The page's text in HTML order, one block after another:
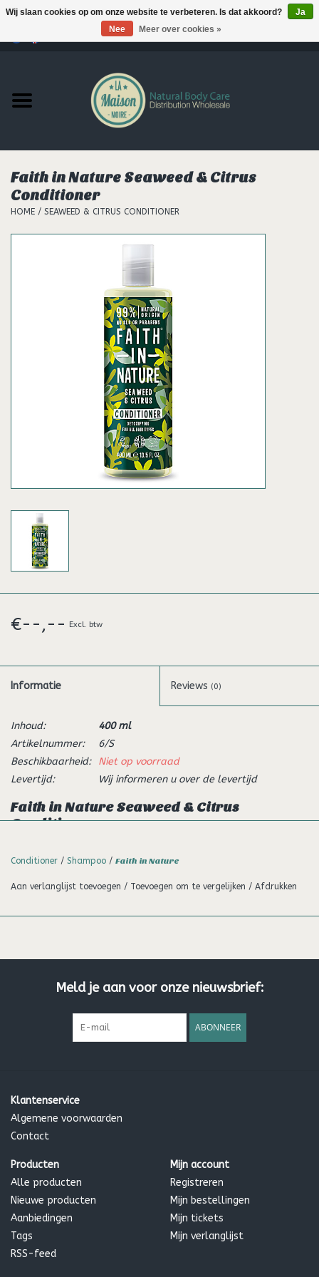
Producten
MERKEN
Support
Faith in Nature Seaweed & Citrus
Conditioner
HOME / SEAWEED & CITRUS CONDITIONER
€--,-- Excl. btw
Informatie Reviews (0)
Inhoud:
400 ml
Artikelnummer:
6/S
Beschikbaarheid:
Niet op voorraad
Levertijd:
Wij informeren u over de levertijd
Faith in Nature Seaweed & Citrus
Conditioner
zeewier, bekend om zijn antioxiderende eigenschappen.
Doordrenkt met aromatische citroen en barstensvol citrus
Vrij van kunstmatige kleurstoffen en geurstoffen
Geen parabenen of SLES
Biologisch afbreekbaar
Flessen gemaakt van gerecycled materiaal, indien
het beste resultaat, laat gedurende 5 minuten intrekken.
Goed naspoelen. Voor frequent gebruik. Bij aanraking met de
ogen, spoelen met schoon water. Als irritatie optreedt, stop
Aqua (Water), Cetearylalcohol *, Brassica
campestris (koolzaad) olie *, Ascophyllum nodosum poeder **,
Citrus aurantifolia (lime) olie *, Cananga odorata bloem olie *,
Citrus limon schilolie / Citrus medica limonum (citroen ) schil
olie *, Melaleuca alternifolia (tea tree) blad olie *,
Conditioner / Shampoo / Faith in Nature
Aan verlanglijst toevoegen / Toevoegen om te vergelijken / Afdrukken
Meld je aan voor onze nieuwsbrief:
ABONNEER
Klantenservice
Algemene voorwaarden
Contact
Producten
Alle producten
Nieuwe producten
Aanbiedingen
Tags
RSS-feed
Mijn account
Registreren
Mijn bestellingen
Mijn tickets
Mijn verlanglijst
Wij slaan cookies op om onze website te verbeteren. Is dat akkoord?
Ja
Nee
Meer over cookies »